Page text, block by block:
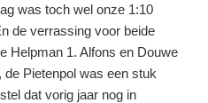
was toch wel onze 1:10
de verrassing voor beide
Helpman 1. Alfons en Douwe
de Pietenpol was een stuk
dat vorig jaar nog in